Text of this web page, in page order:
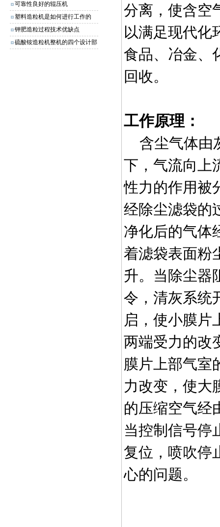
可靠性良好的辊压机
塑料造粒机是如何进行工作的
钾肥造粒过程技术优缺点
硫酸铵造粒机整机的四个设计部
分离，使含空
以满足现代化
食品、冶金、
回收。
工作原理：
含尘气体由
下，气流向上
性力的作用被
经除尘滤袋的
净化后的气体
着滤袋表面粉
升。当除尘器
令，清灰系统
启，使小膜片
两端受力的改
膜片上部气室
力改变，使大
的压缩空气经
当控制信号停
复位，喷吹停
心的问题。